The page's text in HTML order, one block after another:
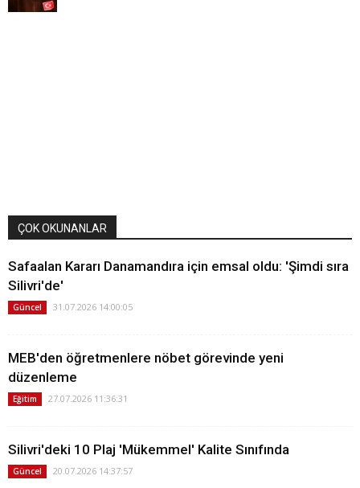
ÇOK OKUNANLAR
Safaalan Kararı Danamandıra için emsal oldu: 'Şimdi sıra
Silivri'de'
Güncel 31.07.2026 14:00:05
MEB'den öğretmenlere nöbet görevinde yeni
düzenleme
Eğitim 27.07.2026 11:36:31
Silivri'deki 10 Plaj 'Mükemmel' Kalite Sınıfında
Güncel 20.07.2026 14:37:57